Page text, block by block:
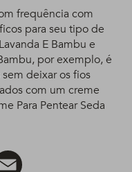
frequência com
para seu tipo de
E Bambu e
por exemplo, é
deixar os fios
com um creme
Para Pentear Seda